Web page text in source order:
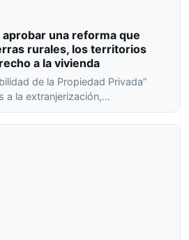
aprobar una reforma que
rurales, los territorios
a la vivienda
de la Propiedad Privada”
a la extranjerización,…